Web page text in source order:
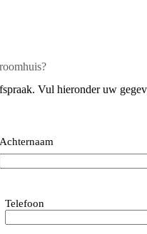
Vul hieronder uw
Achternaam
Telefoon